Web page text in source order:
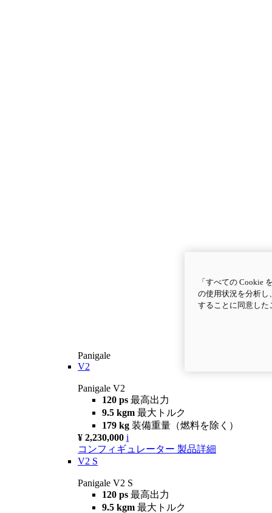
Panigale
V2
Panigale V2
120 ps 最高出力
9.5 kgm 最大トルク
179 kg 装備重量（燃料を除く）
¥ 2,230,000 i
コンフィギュレーター 製品詳細
V2 S
Panigale V2 S
120 ps 最高出力
9.5 kgm 最大トルク
「すべての Cookie
の使用状況を分析し
することに同意し